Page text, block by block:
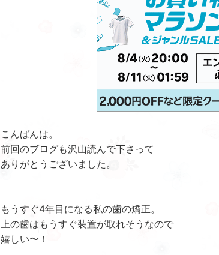
こんばんは。
前回のブログも沢山読んで下さって
ありがとうございました。
もうすぐ4年目になる私の歯の矯正。
上の歯はもうすぐ装置が取れそうなので
嬉しい〜！